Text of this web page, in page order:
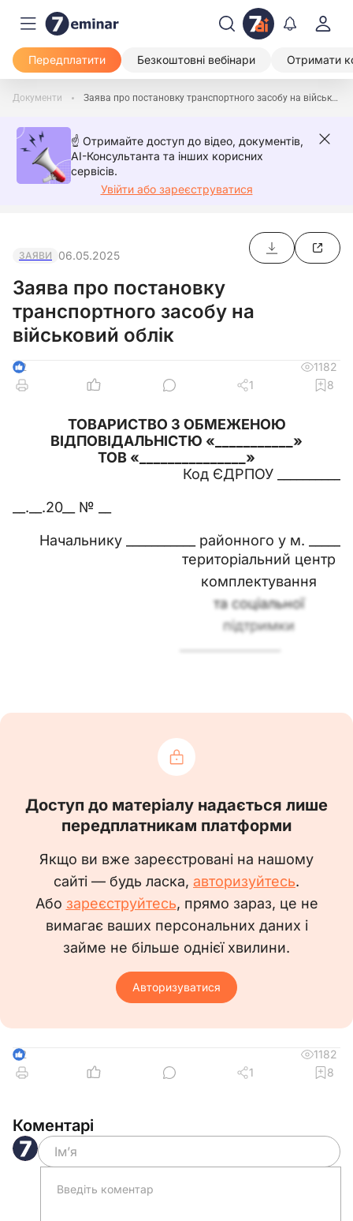
Передплатити Безкоштовні вебінари Отримати
Документи Заява про постановку транспортного засобу на військовий облік
☝️ Отримайте доступ до відео, документів,
AI-Консультанта та інших корисних
сервісів.
Увійти або зареєструватися
ЗАЯВИ 06.05.2025
Заява про постановку
транспортного засобу на
військовий облік
2
1182
1
8
ТОВАРИСТВО З ОБМЕЖЕНОЮ
ВІДПОВІДАЛЬНІСТЮ «___________»
ТОВ «_______________»
Код ЄДРПОУ __________
__.__.20__ № __
Начальнику ___________ районного у м. _____
територіальний центр
комплектування
та соціальної
підтримки
__________ автомобіль _________________, 20__
року випуску, VIN: ____________________________.
Директор ТОВ «__________»
______________________________
Документ Зразок
Доступ до матеріалу надається лише
передплатникам платформи
Якщо ви вже зареєстровані на нашому
сайті — будь ласка, авторизуйтесь.
Або зареєструйтесь, прямо зараз, це не
вимагає ваших персональних даних і
займе не більше однієї хвилини.
Авторизуватися
2
1182
1
8
Коментарі